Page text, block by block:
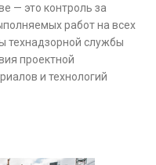
— это контроль за
работ на всех
технадзорной службы
проектной
и технологий